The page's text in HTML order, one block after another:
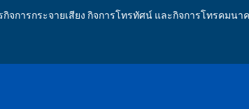
จการกระจายเสียง กิจการโทรทัศน์ และกิจการโทรคมนา